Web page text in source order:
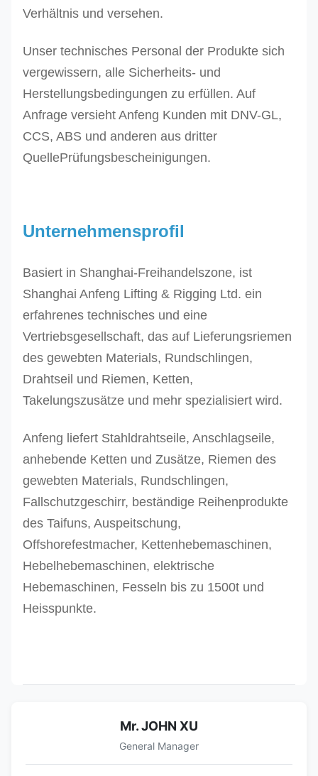
6T
SES-
8T
SES-
10T
SES-
12T
8,0
10,0
12,0
Blau
Orange
Orange
200 240
240
250 300 -
Verhältnis und versehen.
Unser technisches Personal der Produkte sich
vergewissern, alle Sicherheits- und
Herstellungsbedingungen zu erfüllen. Auf
Anfrage versieht Anfeng Kunden mit DNV-GL,
CCS, ABS und anderen aus dritter
QuellePrüfungsbescheinigungen.
Unternehmensprofil
Basiert in Shanghai-Freihandelszone, ist
Shanghai Anfeng Lifting & Rigging Ltd. ein
erfahrenes technisches und eine
Vertriebsgesellschaft, das auf Lieferungsriemen
des gewebten Materials, Rundschlingen,
Drahtseil und Riemen, Ketten,
Takelungszusätze und mehr spezialisiert wird.
Anfeng liefert Stahldrahtseile, Anschlagseile,
anhebende Ketten und Zusätze, Riemen des
gewebten Materials, Rundschlingen,
Fallschutzgeschirr, beständige Reihenprodukte
des Taifuns, Auspeitschung,
Offshorefestmacher, Kettenhebemaschinen,
Hebelhebemaschinen, elektrische
Hebemaschinen, Fesseln bis zu 1500t und
Heisspunkte.
Mr. JOHN XU
General Manager